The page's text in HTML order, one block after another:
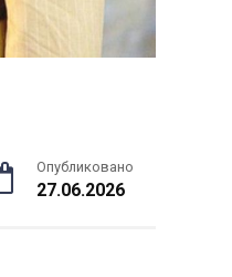
Опубликовано
27.06.2026